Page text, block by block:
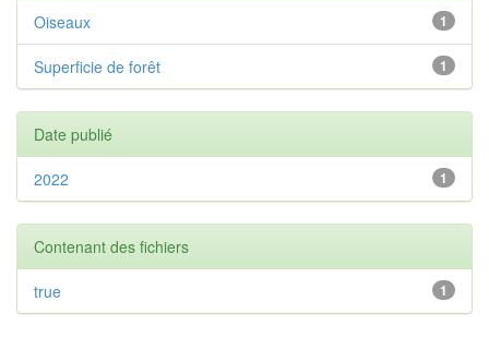
1
Oiseaux
1
Superficie de forêt
Date publié
1
2022
Contenant des fichiers
1
true